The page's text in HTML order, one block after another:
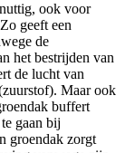
ook voor
geeft een
de
het bestrijden van
de lucht van
Maar ook
buffert
gaan bij
groendak zorgt